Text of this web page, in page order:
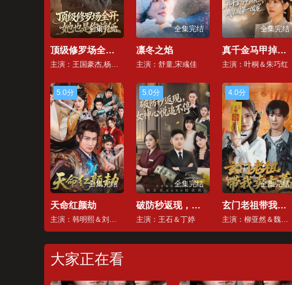
全集完结
顶级修罗场全开，她也是你前任
主演：王国豪杰,杨子愉
全集完结
凛冬之焰
主演：舒童,宋彧佳
全集完结
真千金马甲掉光，成京圈第一团宠
主演：叶桐＆朱巧红
5.0分
全集完结
天命红颜劫
主演：韩明熙＆刘星辰
5.0分
全集完结
破防秒返现，女神心悦追不停
主演：王石＆丁婷
4.0分
全集完结
玄门老祖带我卖古董
主演：柳亚然＆魏予欣
大家正在看